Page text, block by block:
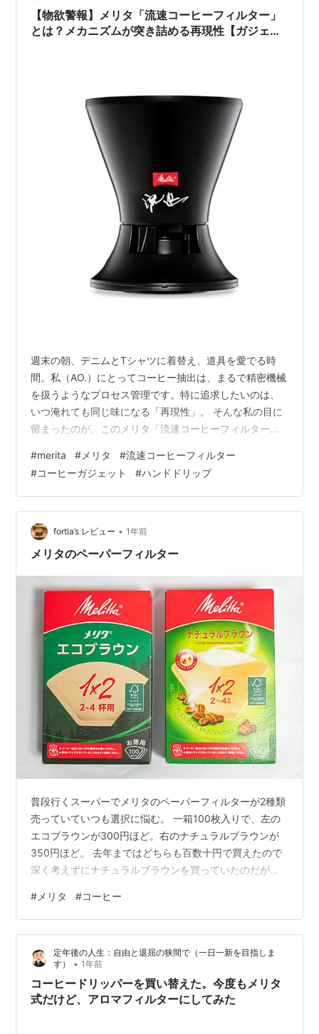
【物欲警報】メリタ「流速コーヒーフィルター」
とは？メカニズムが突き詰める再現性【ガジェッ
週末の朝、デニムとTシャツに着替え、道具を愛でる時
間。私（AO.）にとってコーヒー抽出は、まるで精密機械
を扱うようなプロセス管理です。特に追求したいのは、
いつ淹れても同じ味になる「再現性」。 そんな私の目に
留まったのが、このメリタ「流速コーヒーフィルター
ェットを出しているとは、ガジェット魂を燃え上がらせ
ました。 これは単なるドリッパーではありません。コー
ヒー抽出という「ラボ（実験室）」を、家庭のキッチン
に持ち込む「制御装置」だと確信しています。 「流速」
とは何か？再現性と「いじりがい」の心地よい融合 ズバ
リ、このフィルターがやろうとし…
#merita # メリタ #流速コーヒーフィルター
#コーヒーガジェット #ハンドドリップ
fortia’s レビュー • 1年前
メリタのペーパーフィルター
普段行くスーパーでメリタのペーパーフィルターが2種類
売っていていつも選択に悩む。 一箱100枚入りで、左の
エコブラウンが300円ほど。右のナチュラルブラウンが
350円ほど。 去年まではどちらも百数十円で買えたので
深く考えずにナチュラルブラウンを買っていたのだが、
で、比べて見た。 ナチュラルブラウンはサイドから底の
部分が二重になっている。 ドリッパーにセットする時に
ビリッとやってしまう可能性は減る。まあ破っちゃう人
は自分以外あんまりいないと思うが。 この時点でナチュ
ラルブラウンの勝利かなとは思うがもう少し比較を続け
てみる。 ナチュラルブラウンの…
# メリタ #コーヒー
定年後の人生：自由と退屈の狭間で（一日一新を目指しま
す）
• 1年前
コーヒードリッパーを買い替えた。今度もメリタ
式だけど、アロマフィルターにしてみた